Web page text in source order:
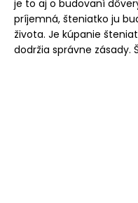
je to aj o budovaní
príjemná, šteniatko ju
života. Je kúpanie
dodržia správne zásady.